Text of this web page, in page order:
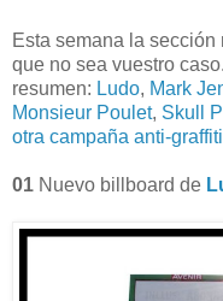
Esta semana la
que no sea vuestro
resumen: Ludo, Mark
Monsieur Poulet, Skull
otra campaña anti-graffiti
01 Nuevo billboard de